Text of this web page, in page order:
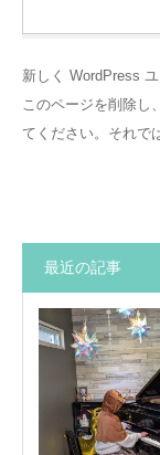
新しく WordPress
このページを削除し
てください。それで
最近の記事